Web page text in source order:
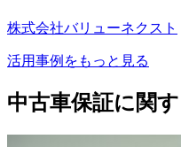
株式会社バリューネクスト
活用事例をもっと見る
中古車保証に関